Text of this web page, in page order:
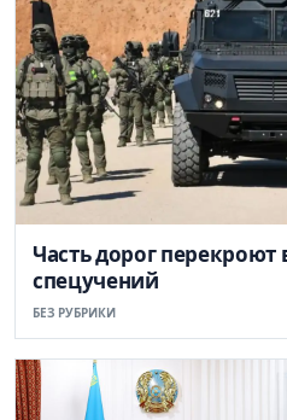
Часть дорог перекроют
спецучений
БЕЗ РУБРИКИ